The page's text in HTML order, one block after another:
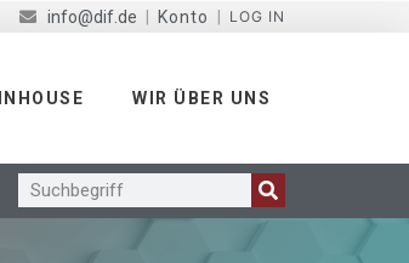
info@dif.de Konto LOG IN
INHOUSE WIR ÜBER UNS